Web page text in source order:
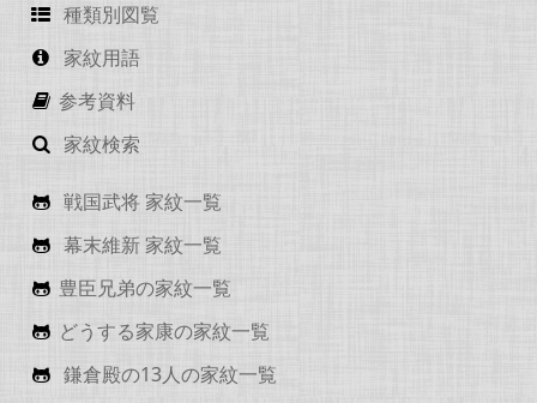
種類別図覧
家紋用語
参考資料
家紋検索
戦国武将 家紋一覧
幕末維新 家紋一覧
豊臣兄弟の家紋一覧
どうする家康の家紋一覧
鎌倉殿の13人の家紋一覧